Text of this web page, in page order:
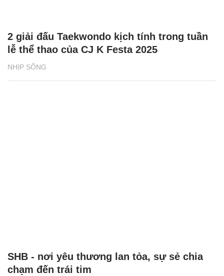
NHỊP SỐNG
2 giải đấu Taekwondo kịch tính trong tuần
lễ thể thao của CJ K Festa 2025
SHB - nơi yêu thương lan tỏa, sự sẻ chia
chạm đến trái tim